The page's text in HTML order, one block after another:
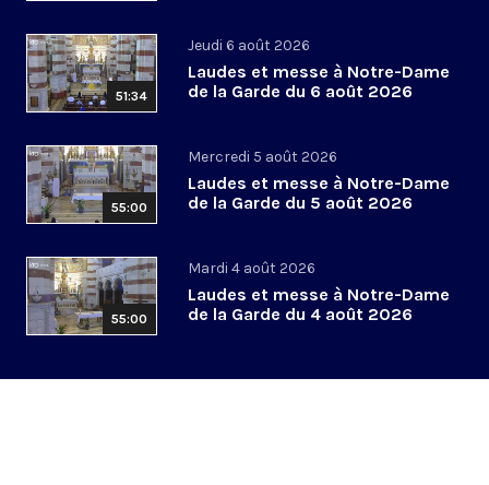
51:34
Jeudi 6 août 2026
Laudes et messe à Notre-Dame
de la Garde du 6 août 2026
55:00
Mercredi 5 août 2026
Laudes et messe à Notre-Dame
de la Garde du 5 août 2026
55:00
Mardi 4 août 2026
Laudes et messe à Notre-Dame
de la Garde du 4 août 2026